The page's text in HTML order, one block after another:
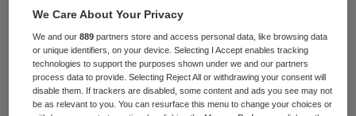
duurder.
Eerder deze week kwam de NZa met een
onderzoek waarin gesteld werd dat de
tarieven over het eerste kwartaal met9,6
We Care About Your Privacy
We and our889 partners store and access personal data, like browsing data
or unique identifiers, on your device. Selecting I Accept enables tracking
technologies to support the purposes shown under we and our partners
process data to provide. Selecting Reject All or withdrawing your consent will
disable them. If trackers are disabled, some content and ads you see may not
be as relevant to you. You can resurface this menu to change your choices or